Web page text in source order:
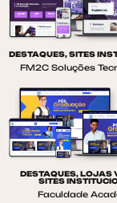
DESTAQUES,SITES
FM2C Soluções
DESTAQUES,LOJAS
SITES
Faculdade